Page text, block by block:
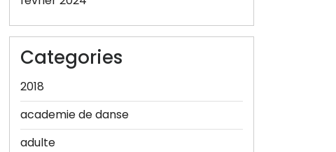
Categories
2018
academie de danse
adulte